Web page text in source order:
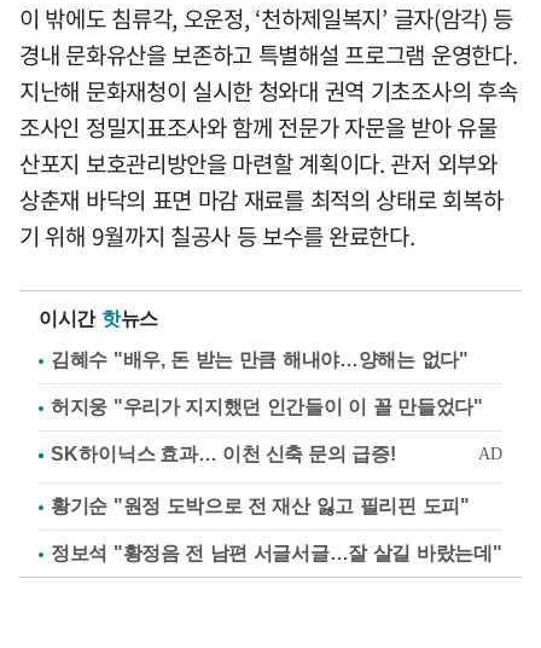
이 밖에도 침류각, 오운정, ‘천하제일복지’ 글자(암각) 등
경내 문화유산을 보존하고 특별해설 프로그램 운영한다.
지난해 문화재청이 실시한 청와대 권역 기초조사의 후속
조사인 정밀지표조사와 함께 전문가 자문을 받아 유물
산포지 보호관리방안을 마련할 계획이다. 관저 외부와
상춘재 바닥의 표면 마감 재료를 최적의 상태로 회복하
기 위해 9월까지 칠공사 등 보수를 완료한다.
이시간 핫뉴스
김혜수 "배우, 돈 받는 만큼 해내야…양해는 없다"
허지웅 "우리가 지지했던 인간들이 이 꼴 만들었다"
황기순 "원정 도박으로 전 재산 잃고 필리핀 도피"
정보석 "황정음 전 남편 서글서글…잘 살길 바랐는데"